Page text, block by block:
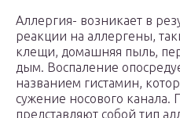
Аллергия- возникает в
реакции на аллергены,
клещи, домашняя пыль,
дым. Воспаление
названием гистамин,
сужение носового
представляют собой тип